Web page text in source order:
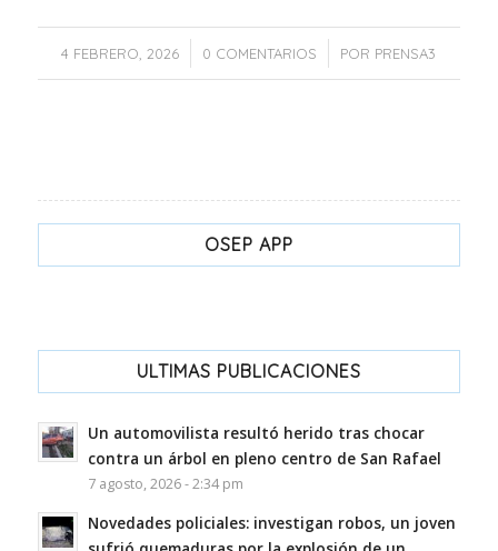
4 FEBRERO, 2026
/ 0 COMENTARIOS
/ POR PRENSA3
OSEP APP
ULTIMAS PUBLICACIONES
Un automovilista resultó herido tras chocar
contra un árbol en pleno centro de San Rafael
7 agosto, 2026 - 2:34 pm
Novedades policiales: investigan robos, un joven